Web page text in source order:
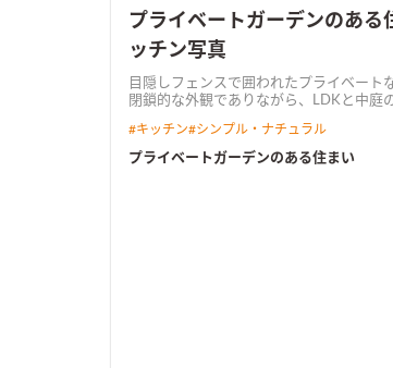
プライベートガーデンのある
ッチン写真
目隠しフェンスで囲われたプライベート
閉鎖的な外観でありながら、LDKと中庭
ン階段と迫力のあるタイル張りがお出迎
#キッチン#シンプル・ナチュラル
プライベートガーデンのある住まい